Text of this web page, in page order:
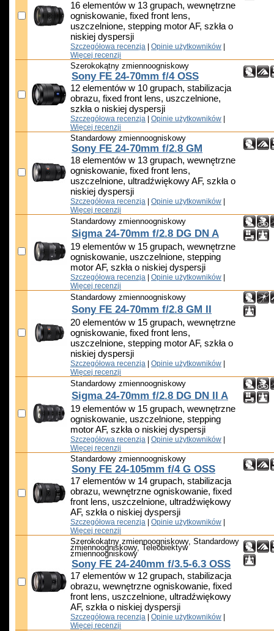
16 elementów w 13 grupach, wewnętrzne
ogniskowanie, fixed front lens,
uszczelnione, stepping motor AF, szkła o
niskiej dyspersji
Szczegółowa recenzja Opinie użytkowników
Więcej recenzji
Szerokokątny zmiennoogniskowy
Sony FE 24-70mm f/4 OSS
12 elementów w 10 grupach, stabilizacja
obrazu, fixed front lens, uszczelnione,
szkła o niskiej dyspersji
Szczegółowa recenzja Opinie użytkowników
Więcej recenzji
Standardowy zmiennoogniskowy
Sony FE 24-70mm f/2.8 GM
18 elementów w 13 grupach, wewnętrzne
ogniskowanie, fixed front lens,
uszczelnione, ultradźwiękowy AF, szkła o
niskiej dyspersji
Szczegółowa recenzja Opinie użytkowników
Więcej recenzji
Standardowy zmiennoogniskowy
Sigma 24-70mm f/2.8 DG DN A
19 elementów w 15 grupach, wewnętrzne
ogniskowanie, uszczelnione, stepping
motor AF, szkła o niskiej dyspersji
Szczegółowa recenzja Opinie użytkowników
Więcej recenzji
Standardowy zmiennoogniskowy
Sony FE 24-70mm f/2.8 GM II
20 elementów w 15 grupach, wewnętrzne
ogniskowanie, fixed front lens,
uszczelnione, stepping motor AF, szkła o
niskiej dyspersji
Szczegółowa recenzja Opinie użytkowników
Więcej recenzji
Standardowy zmiennoogniskowy
Sigma 24-70mm f/2.8 DG DN II A
19 elementów w 15 grupach, wewnętrzne
ogniskowanie, uszczelnione, stepping
motor AF, szkła o niskiej dyspersji
Szczegółowa recenzja Opinie użytkowników
Więcej recenzji
Standardowy zmiennoogniskowy
Sony FE 24-105mm f/4 G OSS
17 elementów w 14 grupach, stabilizacja
obrazu, wewnętrzne ogniskowanie, fixed
front lens, uszczelnione, ultradźwiękowy
AF, szkła o niskiej dyspersji
Szczegółowa recenzja Opinie użytkowników
Więcej recenzji
Szerokokątny zmiennoogniskowy, Standardowy
zmiennoogniskowy, Teleobiektyw
zmiennoogniskowy
Sony FE 24-240mm f/3.5-6.3 OSS
17 elementów w 12 grupach, stabilizacja
obrazu, wewnętrzne ogniskowanie, fixed
front lens, uszczelnione, ultradźwiękowy
AF, szkła o niskiej dyspersji
Szczegółowa recenzja Opinie użytkowników
Więcej recenzji